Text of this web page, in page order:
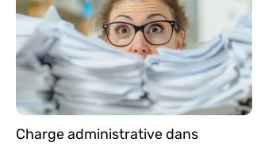
Charge administrative dans